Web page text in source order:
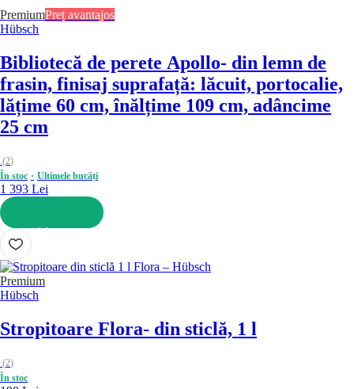
PremiumPreț avantajos
Hübsch
Bibliotecă de perete Apollo- din lemn de
frasin, finisaj suprafață: lăcuit, portocalie,
lățime 60 cm, înălțime 109 cm, adâncime
25 cm
(2)
În stoc
Ultimele bucăți
1 393 Lei
ADAUGĂ ÎN COȘ
Premium
Hübsch
Stropitoare Flora- din sticlă, 1 l
(2)
În stoc